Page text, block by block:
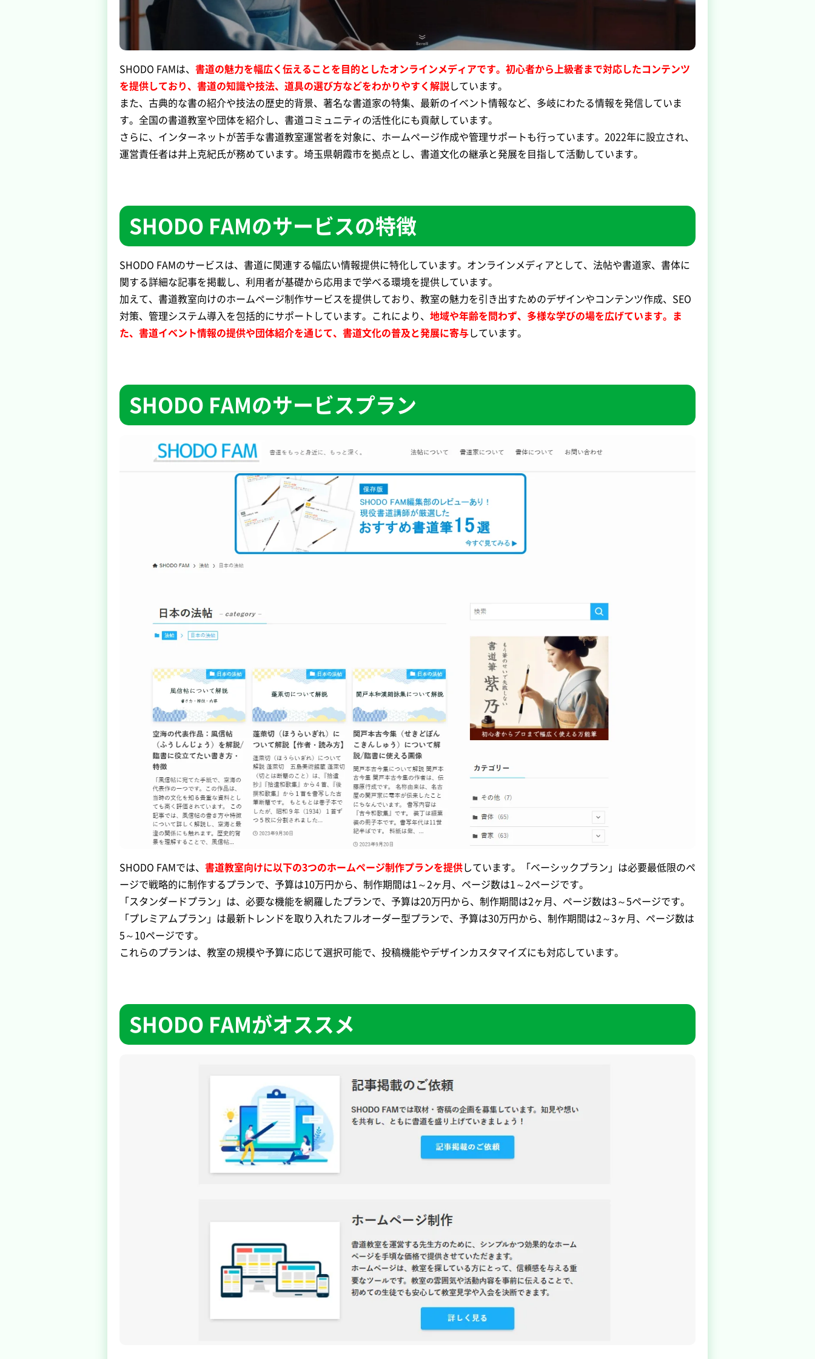
SHODO FAMは、 書道の魅力を幅広く伝えることを目的としたオンラインメディアです。初心者から上級者まで対応したコンテンツ
を提供しており、書道の知識や技法、道具の選び方などをわかりやすく解説しています。
また、古典的な書の紹介や技法の歴史的背景、著名な書道家の特集、最新のイベント情報など、多岐にわたる情報を発信していま
す。全国の書道教室や団体を紹介し、書道コミュニティの活性化にも貢献しています。
さらに、インターネットが苦手な書道教室運営者を対象に、ホームページ作成や管理サポートも行っています。2022年に設立され、
運営責任者は井上克紀氏が務めています。埼玉県朝霞市を拠点とし、書道文化の継承と発展を目指して活動しています。
SHODO FAMのサービスの特徴
SHODO FAMのサービスは、書道に関連する幅広い情報提供に特化しています。オンラインメディアとして、法帖や書道家、書体に
関する詳細な記事を掲載し、利用者が基礎から応用まで学べる環境を提供しています。
加えて、書道教室向けのホームページ制作サービスを提供しており、教室の魅力を引き出すためのデザインやコンテンツ作成、SEO
対策、管理システム導入を包括的にサポートしています。これにより、 地域や年齢を問わず、多様な学びの場を広げています。ま
た、書道イベント情報の提供や団体紹介を通じて、書道文化の普及と発展に寄与しています。
SHODO FAMのサービスプラン
SHODO FAMでは、 書道教室向けに以下の3つのホームページ制作プランを提供しています。「ベーシックプラン」は必要最低限のペ
ージで戦略的に制作するプランで、予算は10万円から、制作期間は1～2ヶ月、ページ数は1～2ページです。
「スタンダードプラン」は、必要な機能を網羅したプランで、予算は20万円から、制作期間は2ヶ月、ページ数は3～5ページです。
「プレミアムプラン」は最新トレンドを取り入れたフルオーダー型プランで、予算は30万円から、制作期間は2～3ヶ月、ページ数は
5～10ページです。
これらのプランは、教室の規模や予算に応じて選択可能で、投稿機能やデザインカスタマイズにも対応しています。
SHODO FAMがオススメ